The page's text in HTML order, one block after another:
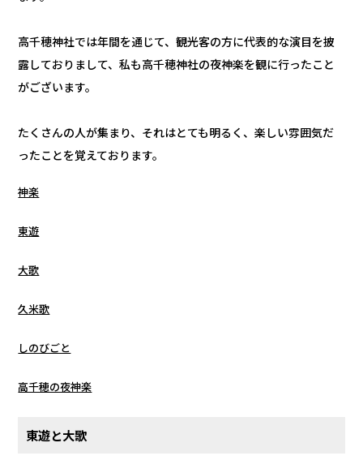
高千穂神社では年間を通じて、観光客の方に代表的な演目を披
露しておりまして、私も高千穂神社の夜神楽を観に行ったこと
がございます。
たくさんの人が集まり、それはとても明るく、楽しい雰囲気だ
ったことを覚えております。
神楽
東遊
大歌
久米歌
しのびごと
高千穂の夜神楽
東遊と大歌